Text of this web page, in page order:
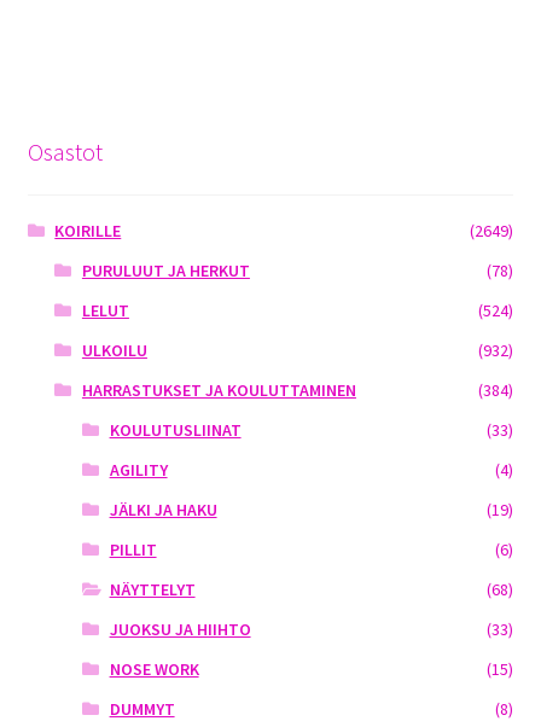
Osastot
KOIRILLE
(2649)
PURULUUT JA HERKUT
(78)
LELUT
(524)
ULKOILU
(932)
HARRASTUKSET JA KOULUTTAMINEN
(384)
KOULUTUSLIINAT
(33)
AGILITY
(4)
JÄLKI JA HAKU
(19)
PILLIT
(6)
NÄYTTELYT
(68)
JUOKSU JA HIIHTO
(33)
NOSE WORK
(15)
DUMMYT
(8)